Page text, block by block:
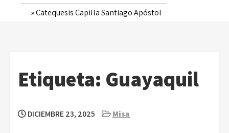
Catequesis Capilla Santiago Apóstol
Etiqueta: Guayaquil
DICIEMBRE 23, 2025 Misa